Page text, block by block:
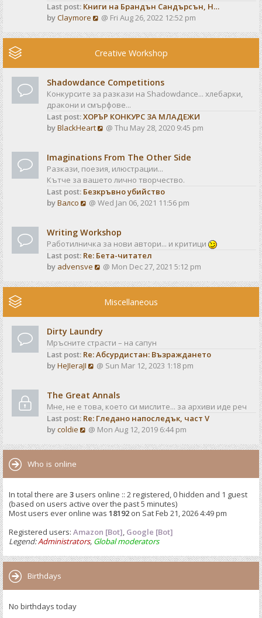
o
s
t
l
a
t
s
o
s
t
Last post: Книги на Брандън Сандърсън, Н…
byClaymore
V
e
w
e
l
a
t
e
p
o
s
t
@ Fri Aug 26, 2022 12:52 pm
Creative Workshop
Shadowdance Competitions
Конкурсите за разкази на Shadowdance... хлебарки,
дракони и смърфове...
Last post:ХОРЪР КОНКУРС ЗА МЛАДЕЖИ
byBlackHeart
V
w
t
h
e
l
e
s
t
p
o
t
@ Thu May 28, 2020 9:45 pm
Imaginations From The Other Side
Разкази, поезия, илюстрации...
Кътче за вашето лично творчество.
Last post: Безкръвно убийство
byВалсо
V
w
t
h
e
l
t
p
o
s
@ Wed Jan 06, 2021 11:56 pm
Writing Workshop
Работилничка за нови автори... и критици
Last post: Re: Бета-читател
by advensve
V
e
w
e
l
a
t
t
p
o
s
t
@ Mon Dec 27, 2021 5:12 pm
Miscellaneous
Dirty Laundry
Мръсните страсти – на сапун
Last post: Re: Абсурдистан: Възраждането
byHeJIeraJI
V
w
t
h
e
e
t
p
s
t
@ Sun Mar 12, 2023 1:18 pm
The Great Annals
Мне, не е това, което си мислите... за архиви иде реч
Last post: Re: Гледано напоследък, част V
bycoldie
V
e
e
l
a
t
e
t
@ Mon Aug 12, 2019 6:44 pm
Who is online
In total there are 3users online :: 2 registered, 0 hidden and 1 guest
(based on users active over the past 5 minutes)
Most users ever online was 18192 on Sat Feb 21, 2026 4:49 pm
Registered users: Amazon [Bot], Google [Bot]
Legend:Administrators, Global moderators
Birthdays
No birthdays today